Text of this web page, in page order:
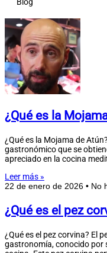
Blog
¿Qué es la
¿Qué es la Mojama de
gastronómico que se
apreciado en la cocina
Leer más »
22 de enero de 2026
No
¿Qué es el pez
¿Qué es el pez corvina? El
gastronomía, conocido por